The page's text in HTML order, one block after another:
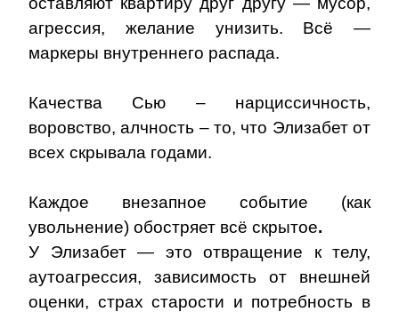
агрессия, желание унизить. Всё —
маркеры внутреннего распада.
Качества Сью – нарциссичность,
воровство, алчность – то, что Элизабет от
всех скрывала годами.
Каждое внезапное событие (как
увольнение) обостряет всё скрытое.
У Элизабет — это отвращение к телу,
аутоагрессия, зависимость от внешней
оценки, страх старости и потребность в